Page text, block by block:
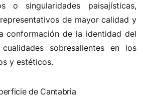
o singularidades paisajísticas,
de mayor calidad y
conformación de la identidad del
sobresalientes en los
y estéticos.
de Cantabria